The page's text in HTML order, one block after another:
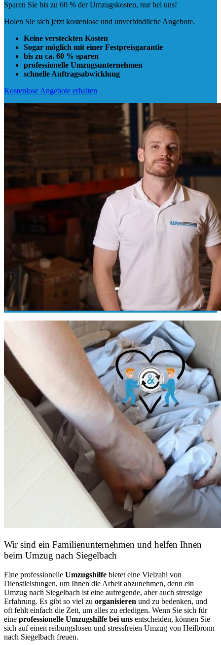
Sparen Sie bis zu 60 % der Umzugskosten, nur bei uns!
Holen Sie sich jetzt kostenlose und unverbindliche Angebote.
Keine versteckten Kosten
Sogar möglich mit einer Festpreisgarantie
bis zu ca. 60 % sparen
professionelle Umzugsunternehmen
schnelle Auftragsabwicklung
Kostenlose Angebote erhalten
Wir sind ein Familienunternehmen und helfen Ihnen
beim Umzug nach Siegelbach
Eine professionelle Umzugshilfe bietet eine Vielzahl von
Dienstleistungen, um Ihnen die Arbeit abzunehmen, denn ein
Umzug nach Siegelbach ist eine aufregende, aber auch stressige
Erfahrung. Es gibt so viel zu organisieren und zu bedenken, und
oft fehlt einfach die Zeit, um alles zu erledigen. Wenn Sie sich für
eine professionelle Umzugshilfe bei uns entscheiden, können Sie
sich auf einen reibungslosen und stressfreien Umzug von Heilbronn
nach Siegelbach freuen.